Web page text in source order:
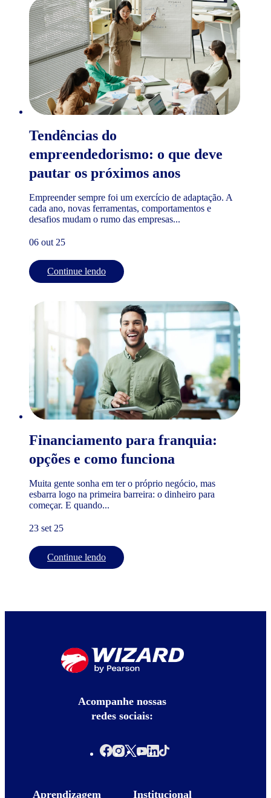
Tendências do
empreendedorismo: o que deve
pautar os próximos anos
Empreender sempre foi um exercício de adaptação. A
cada ano, novas ferramentas, comportamentos e
desafios mudam o rumo das empresas...
06 out 25
Continue lendo
Financiamento para franquia:
opções e como funciona
Muita gente sonha em ter o próprio negócio, mas
esbarra logo na primeira barreira: o dinheiro para
começar. E quando...
23 set 25
Continue lendo
Acompanhe nossas
redes sociais:
Aprendizagem Institucional